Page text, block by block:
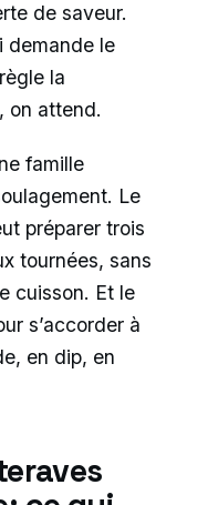
de saveur.
demande le
la
on attend.
famille
Le
préparer trois
tournées, sans
cuisson. Et le
s’accorder à
en dip, en